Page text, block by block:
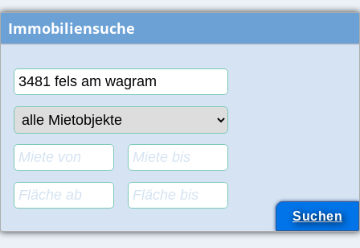
Immobiliensuche